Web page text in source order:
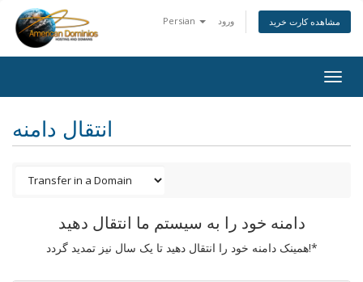
Persian ورود مشاهده کارت خرید
انتقال دامنه
دامنه خود را به سیستم ما انتقال دهید
همینک دامنه خود را انتقال دهید تا یک سال نیز تمدید گردد!*